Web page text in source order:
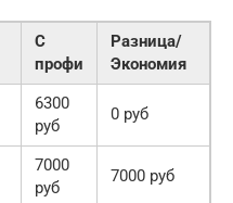
С
профи
Разница/
Экономия
6300
руб
0 руб
7000
руб
7000 руб